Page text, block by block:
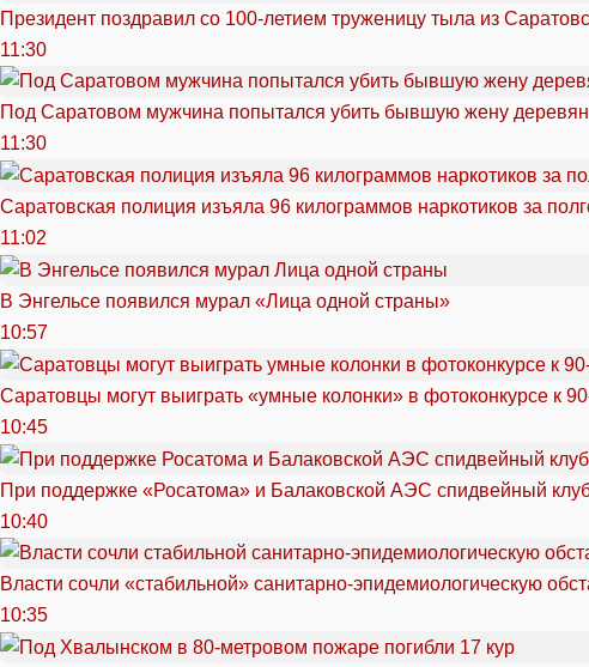
Президент поздравил со 100-летием труженицу тыла из
11:30
Под Саратовом мужчина попытался убить бывшую жену
11:30
Саратовская полиция изъяла 96 килограммов наркотиков за
11:02
В Энгельсе появился мурал «Лица одной страны»
10:57
Саратовцы могут выиграть «умные колонки» в фотоконкурсе к
10:45
При поддержке «Росатома» и Балаковской АЭС спидвейный
10:40
Власти сочли «стабильной» санитарно-эпидемиологическую
10:35